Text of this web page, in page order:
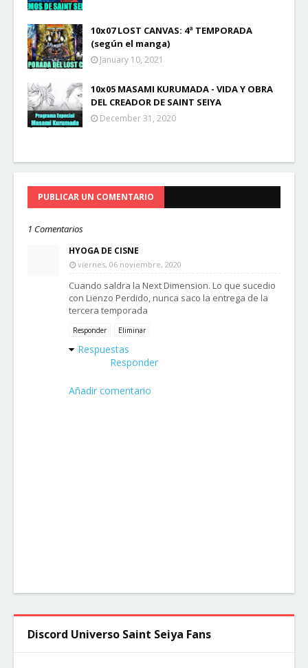
10x07 LOST CANVAS: 4ª TEMPORADA
(según el manga)
January 10, 2021
10x05 MASAMI KURUMADA - VIDA Y OBRA
DEL CREADOR DE SAINT SEIYA
December 31, 2020
PUBLICAR UN COMENTARIO
1 Comentarios
HYOGA DE CISNE
viernes, 06 noviembre, 2020
Cuando saldra la Next Dimension. Lo que sucedio
con Lienzo Perdido, nunca saco la entrega de la
tercera temporada
Responder Eliminar
Respuestas
Responder
Añadir comentario
Discord Universo Saint Seiya Fans